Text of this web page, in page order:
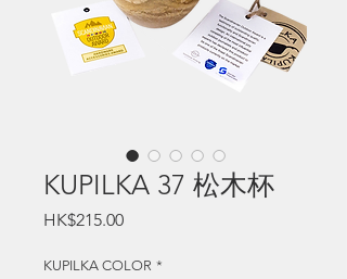
KUPILKA 37 松木杯
HK$215.00Price
KUPILKA COLOR *